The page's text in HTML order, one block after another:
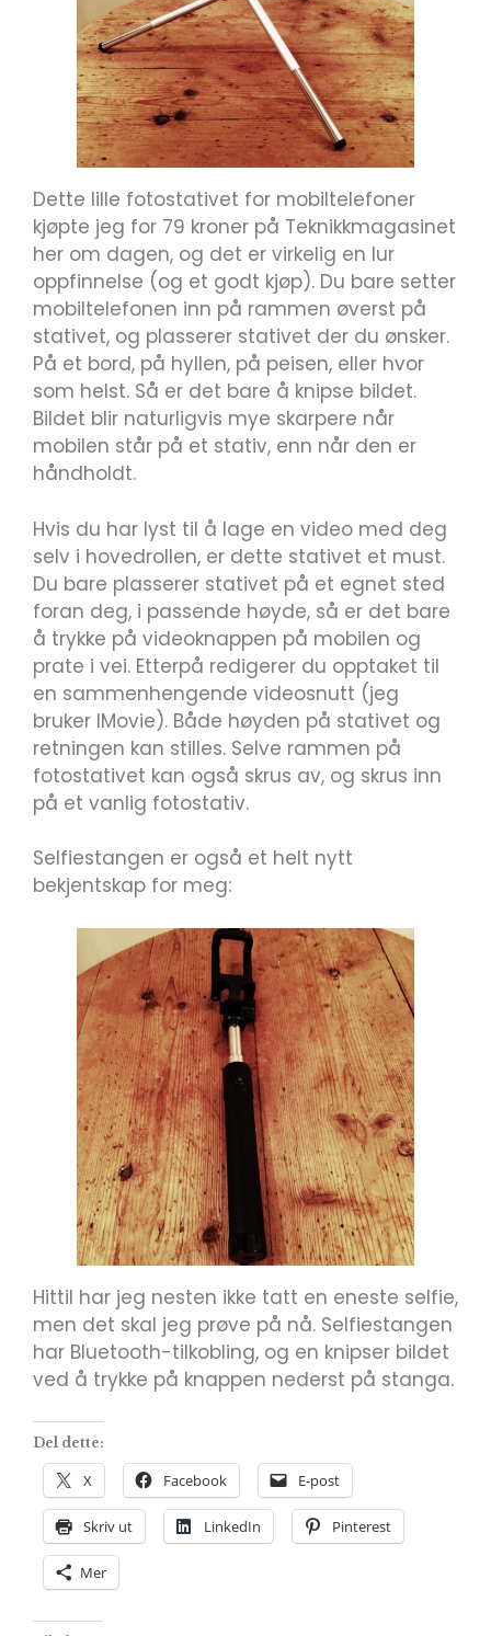
Dette lille fotostativet for mobiltelefoner
kjøpte jeg for 79 kroner på Teknikkmagasinet
her om dagen, og det er virkelig en lur
oppfinnelse (og et godt kjøp). Du bare setter
mobiltelefonen inn på rammen øverst på
stativet, og plasserer stativet der du ønsker.
På et bord, på hyllen, på peisen, eller hvor
som helst. Så er det bare å knipse bildet.
Bildet blir naturligvis mye skarpere når
mobilen står på et stativ, enn når den er
håndholdt.
Hvis du har lyst til å lage en video med deg
selv i hovedrollen, er dette stativet et must.
Du bare plasserer stativet på et egnet sted
foran deg, i passende høyde, så er det bare
å trykke på videoknappen på mobilen og
prate i vei. Etterpå redigerer du opptaket til
en sammenhengende videosnutt (jeg
bruker IMovie). Både høyden på stativet og
retningen kan stilles. Selve rammen på
fotostativet kan også skrus av, og skrus inn
på et vanlig fotostativ.
Selfiestangen er også et helt nytt
bekjentskap for meg:
Hittil har jeg nesten ikke tatt en eneste selfie,
men det skal jeg prøve på nå. Selfiestangen
har Bluetooth-tilkobling, og en knipser bildet
ved å trykke på knappen nederst på stanga.
Del dette:
X Facebook E-post
Skriv ut LinkedIn Pinterest
Mer